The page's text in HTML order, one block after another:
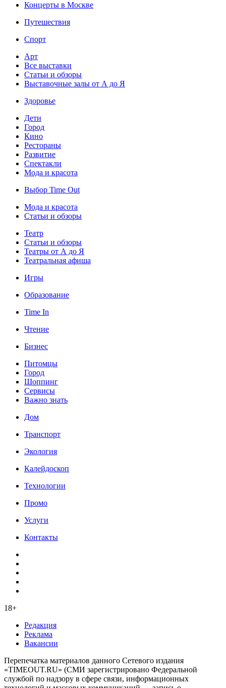
Концерты в Москве
Путешествия
Спорт
Арт
Все выставки
Статьи и обзоры
Выставочные залы от А до Я
Здоровье
Дети
Город
Кино
Рестораны
Развитие
Спектакли
Мода и красота
Выбор Time Out
Мода и красота
Статьи и обзоры
Театр
Статьи и обзоры
Театры от А до Я
Театральная афиша
Игры
Образование
Time In
Чтение
Бизнес
Питомцы
Город
Шоппинг
Сервисы
Важно знать
Дом
Транспорт
Экология
Калейдоскоп
Технологии
Промо
Услуги
Контакты
18+
Редакция
Реклама
Вакансии
Перепечатка материалов данного Сетевого издания
«TIMEOUT.RU» (СМИ зарегистрировано Федеральной
службой по надзору в сфере связи, информационных